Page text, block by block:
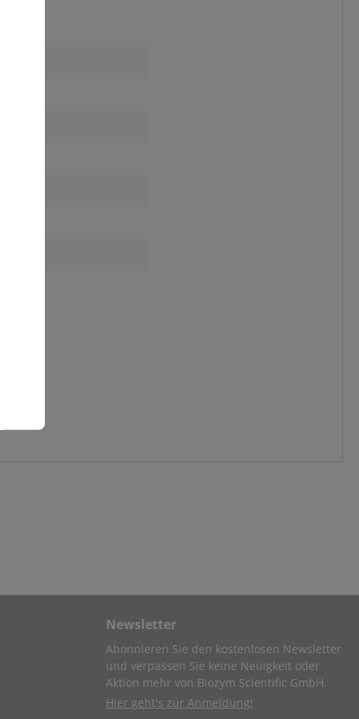
Newsletter
Abonnieren Sie den kostenlosen Newsletter
und verpassen Sie keine Neuigkeit oder
Aktion mehr von Biozym Scientific GmbH.
Hier geht's zur Anmeldung!